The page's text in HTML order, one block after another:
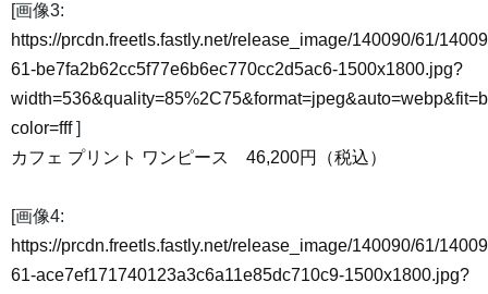
[画像3:
https://prcdn.freetls.fastly.net/release_image/140090/61/
61-be7fa2b62cc5f77e6b6ec770cc2d5ac6-1500x1800.jpg?
color=fff]
カフェ プリント ワンピース 46,200円（税込）
[画像4:
https://prcdn.freetls.fastly.net/release_image/140090/61/
61-ace7ef171740123a3c6a11e85dc710c9-1500x1800.jpg?